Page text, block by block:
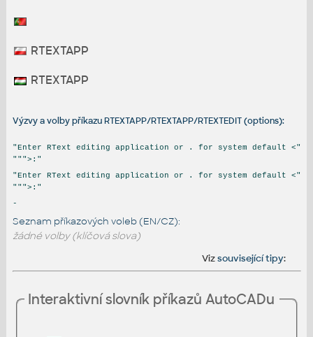
RTEXTAPP
RTEXTAPP
Výzvy a volby příkazu RTEXTAPP/RTEXTAPP/RTEXTEDIT (options):
"Enter RText editing application or . for system default <"
""">:"
"Enter RText editing application or . for system default <"
""">:"
-
Seznam příkazových voleb (EN/CZ):
žádné volby (klíčová slova)
Vizsouvisející tipy:
Interaktivní slovník příkazů AutoCADu